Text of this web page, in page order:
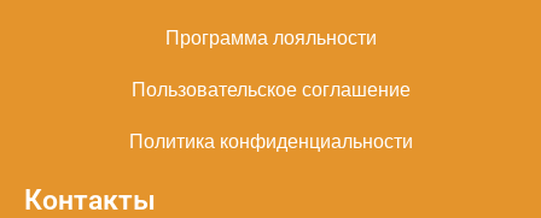
Программа лояльности
Пользовательское соглашение
Политика конфиденциальности
Контакты